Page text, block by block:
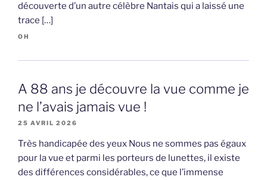
découverte d’un autre célèbre Nantais qui a laissé une
trace […]
OH
A 88 ans je découvre la vue comme je
ne l’avais jamais vue !
25 AVRIL 2026
Très handicapée des yeux Nous ne sommes pas égaux
pour la vue et parmi les porteurs de lunettes, il existe
des différences considérables, ce que l’immense